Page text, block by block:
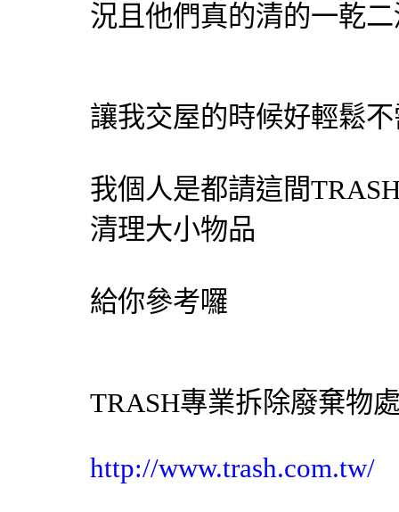
況且他們真的清的一乾
讓我交屋的時候好輕鬆
我個人是都請這間
清理大小物品
給你參考囉
TRASH專業拆除廢棄物
http://www.trash.com.tw/